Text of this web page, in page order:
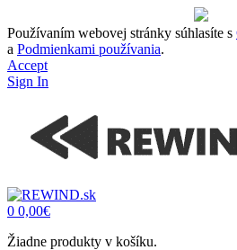
Používaním webovej stránky súhlasíte s
a Podmienkami používania.
Accept
Sign In
0 0,00€
Žiadne produkty v košíku.